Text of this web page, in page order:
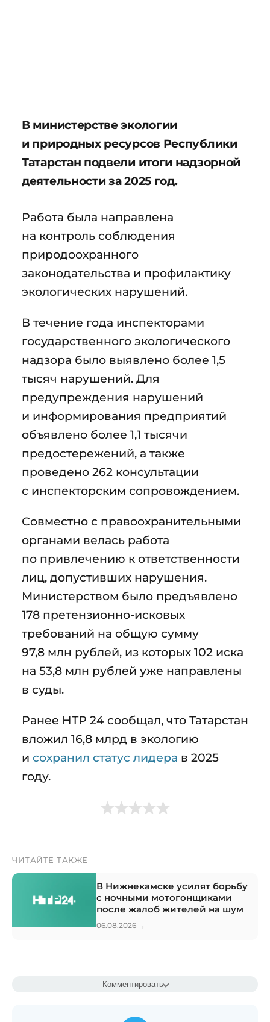
В министерстве экологии
и природных ресурсов Республики
Татарстан подвели итоги надзорной
деятельности за 2025 год.
Работа была направлена
на контроль соблюдения
природоохранного
законодательства и профилактику
экологических нарушений.
В течение года инспекторами
государственного экологического
надзора было выявлено более 1,5
тысяч нарушений. Для
предупреждения нарушений
и информирования предприятий
объявлено более 1,1 тысячи
предостережений, а также
проведено 262 консультации
с инспекторским сопровождением.
Совместно с правоохранительными
органами велась работа
по привлечению к ответственности
лиц, допустивших нарушения.
Министерством было предъявлено
178 претензионно-исковых
требований на общую сумму
97,8 млн рублей, из которых 102 иска
на 53,8 млн рублей уже направлены
в суды.
Ранее НТР 24 сообщал, что Татарстан
вложил 16,8 млрд в экологию
и сохранил статус лидера в 2025
году.
ЧИТАЙТЕ ТАКЖЕ
В Нижнекамске усилят борьбу
с ночными мотогонщиками
после жалоб жителей на шум
06.08.2026 →
Комментировать